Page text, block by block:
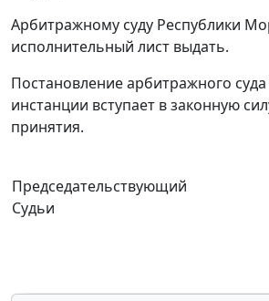
Арбитражному суду Республики
исполнительный лист выдать.
Постановление арбитражного
инстанции вступает в законную
принятия.
Председательствующий
Судьи